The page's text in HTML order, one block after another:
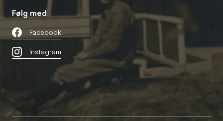
Følg med
Facebook
Instagram